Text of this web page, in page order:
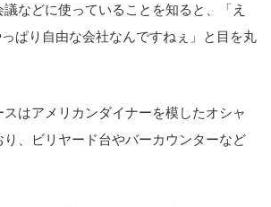
などに使っていることを知ると、「え
ぱり自由な会社なんですねぇ」と目を丸
はアメリカンダイナーを模したオシャ
り、ビリヤード台やバーカウンターなど